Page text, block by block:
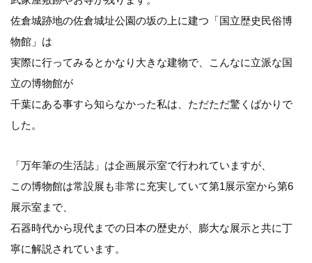
佐倉城跡地の佐倉城址公園の坂の上に建つ「国立歴史民俗博
物館」は
実際に行ってみるとかなり大きな建物で、こんなに立派な国
立の博物館が
千葉にある事すら知らなかった私は、ただただ驚くばかりで
した。
「万年筆の生活誌」は企画展示室で行われていますが、
この博物館は常設展も非常に充実していて第1展示室から第6
展示室まで、
石器時代から現代までの日本の歴史が、膨大な展示と共に丁
寧に解説されています。